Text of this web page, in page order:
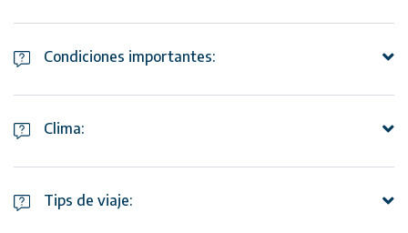
Condiciones importantes:
Traslados de llegada y salida en servicio compartido
Tours en servicio compartido (algunos tours pueden no
incluir recogida y retorno al hotel, así como de entradas)
Horarios y fechas de tours podría variar por causas de
fuerza mayor u operatividad de operador en destino
Clima:
En Panamá predominan dos zonas climáticas, la primera
abarca los climas tropicales lluviosos, donde las
temperaturas superan los 20ºC y se presta para el
Tips de viaje: